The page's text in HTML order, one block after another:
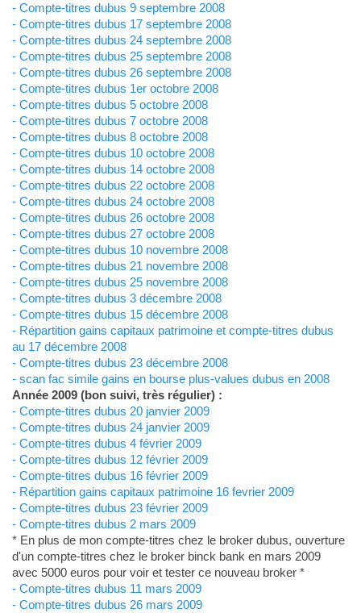
- Compte-titres dubus 9 septembre 2008
- Compte-titres dubus 17 septembre 2008
- Compte-titres dubus 24 septembre 2008
- Compte-titres dubus 25 septembre 2008
- Compte-titres dubus 26 septembre 2008
- Compte-titres dubus 1er octobre 2008
- Compte-titres dubus 5 octobre 2008
- Compte-titres dubus 7 octobre 2008
- Compte-titres dubus 8 octobre 2008
- Compte-titres dubus 10 octobre 2008
- Compte-titres dubus 14 octobre 2008
- Compte-titres dubus 22 octobre 2008
- Compte-titres dubus 24 octobre 2008
- Compte-titres dubus 26 octobre 2008
- Compte-titres dubus 27 octobre 2008
- Compte-titres dubus 10 novembre 2008
- Compte-titres dubus 21 novembre 2008
- Compte-titres dubus 25 novembre 2008
- Compte-titres dubus 3 décembre 2008
- Compte-titres dubus 15 décembre 2008
- Répartition gains capitaux patrimoine et compte-titres dubus
au 17 décembre 2008
- Compte-titres dubus 23 décembre 2008
- scan fac simile gains en bourse plus-values dubus en 2008
Année 2009 (bon suivi, très régulier) :
- Compte-titres dubus 20 janvier 2009
- Compte-titres dubus 24 janvier 2009
- Compte-titres dubus 4 février 2009
- Compte-titres dubus 12 février 2009
- Compte-titres dubus 16 février 2009
- Répartition gains capitaux patrimoine 16 fevrier 2009
- Compte-titres dubus 23 février 2009
- Compte-titres dubus 2 mars 2009
* En plus de mon compte-titres chez le broker dubus, ouverture
d'un compte-titres chez le broker binck bank en mars 2009
avec 5000 euros pour voir et tester ce nouveau broker *
- Compte-titres dubus 11 mars 2009
- Compte-titres dubus 26 mars 2009